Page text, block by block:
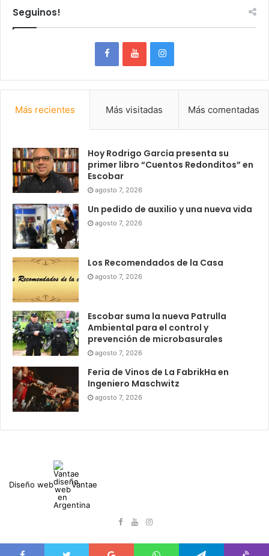
Seguinos!
Más recientes Más visitadas Más comentadas
Hoy Rodrigo García presenta su
primer libro “Cuentos Redonditos” en
Escobar
agosto 7, 2026
Un pedido de auxilio y una nueva vida
agosto 7, 2026
Los Recomendados de la Casa
agosto 7, 2026
Escobar suma la nueva Patrulla
Ambiental para el control y
prevención de microbasurales
agosto 7, 2026
Feria de Vinos de La FabrikHa en
Ingeniero Maschwitz
agosto 7, 2026
Diseño web Vantae